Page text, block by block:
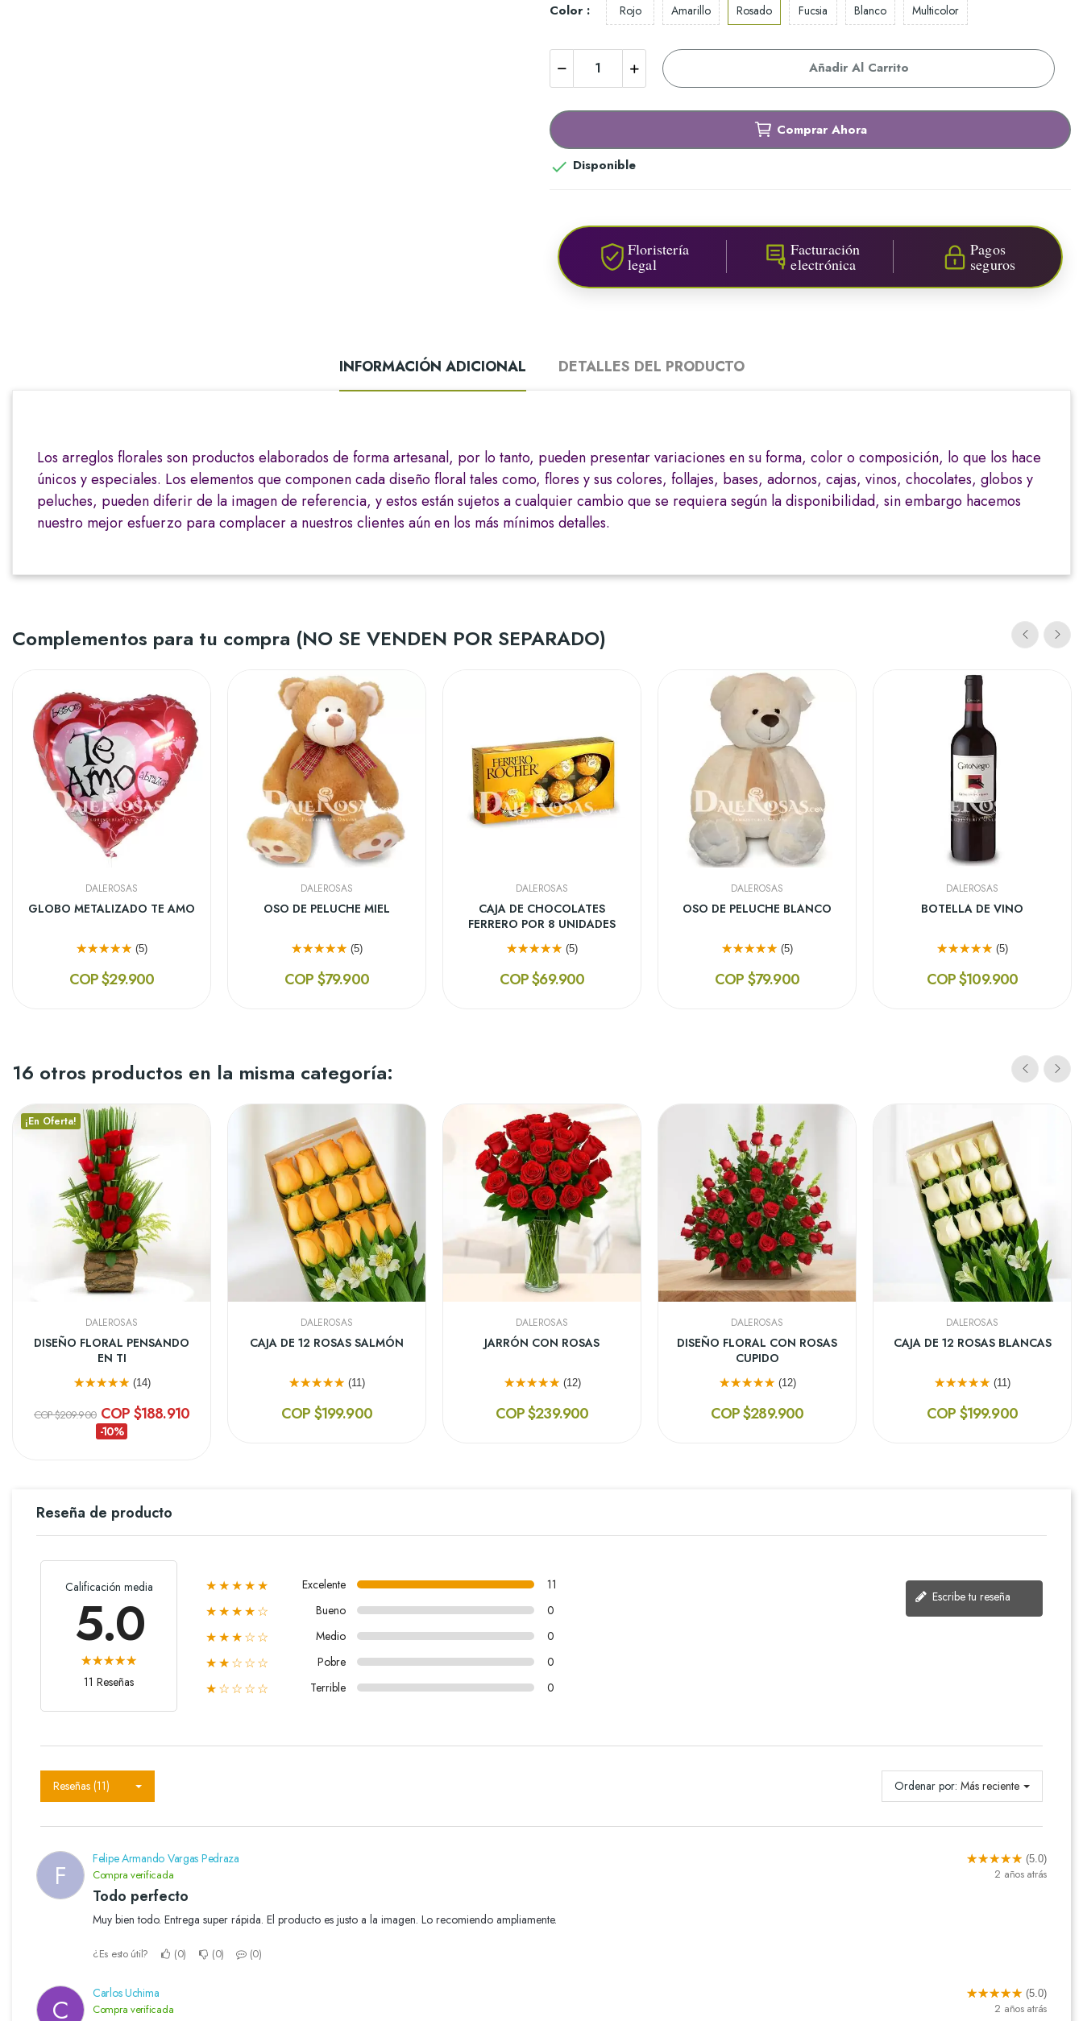
Color : Rojo Amarillo Rosado Fucsia Blanco Multicolor
Añadir Al Carrito
Comprar Ahora
 Disponible
Floristería
legal
Facturación
electrónica
Pagos
seguros
INFORMACIÓN ADICIONAL DETALLES DEL PRODUCTO
Los arreglos florales son productos elaborados de forma artesanal, por lo tanto, pueden presentar variaciones en su forma, color o composición, lo que los hace
únicos y especiales. Los elementos que componen cada diseño floral tales como, flores y sus colores, follajes, bases, adornos, cajas, vinos, chocolates, globos y
peluches, pueden diferir de la imagen de referencia, y estos están sujetos a cualquier cambio que se requiera según la disponibilidad, sin embargo hacemos
nuestro mejor esfuerzo para complacer a nuestros clientes aún en los más mínimos detalles.
Complementos para tu compra (NO SE VENDEN POR SEPARADO)
DALEROSAS
GLOBO METALIZADO TE AMO
(5)
COP $29.900
DALEROSAS
OSO DE PELUCHE MIEL
(5)
COP $79.900
DALEROSAS
CAJA DE CHOCOLATES
FERRERO POR 8 UNIDADES
(5)
COP $69.900
DALEROSAS
OSO DE PELUCHE BLANCO
(5)
COP $79.900
DALEROSAS
BOTELLA DE VINO
(5)
COP $109.900
16 otros productos en la misma categoría:
¡En Oferta!
DALEROSAS
DISEÑO FLORAL PENSANDO
EN TI
(14)
COP $209.900 COP $188.910
-10%
DALEROSAS
CAJA DE 12 ROSAS SALMÓN
(11)
COP $199.900
DALEROSAS
JARRÓN CON ROSAS
(12)
COP $239.900
DALEROSAS
DISEÑO FLORAL CON ROSAS
CUPIDO
(12)
COP $289.900
DALEROSAS
CAJA DE 12 ROSAS BLANCAS
(11)
COP $199.900
Reseña de producto
Calificación media
5.0
11 Reseñas
★★★★★ Excelente 11
★★★★☆ Bueno 0
★★★☆☆ Medio 0
★★☆☆☆ Pobre 0
★☆☆☆☆ Terrible 0
Escribe tu reseña
Reseñas (11) Ordenar por: Más reciente
F Felipe Armando Vargas Pedraza
Compra verificada
(5.0)
2 años atrás
Todo perfecto
Muy bien todo. Entrega super rápida. El producto es justo a la imagen. Lo recomiendo ampliamente.
¿Es esto útil? 0 0 0
C Carlos Uchima
Compra verificada
(5.0)
2 años atrás